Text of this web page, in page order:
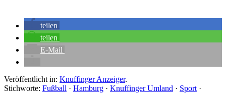
teilen
teilen
E-Mail
Veröffentlicht in: Knuffinger Anzeiger.
Stichworte: Fußball · Hamburg · Knuffinger Umland · Sport ·